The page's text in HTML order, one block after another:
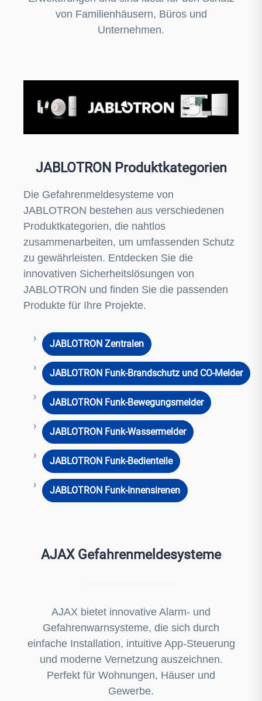
von Familienhäusern, Büros und
Unternehmen.
JABLOTRON Produktkategorien
Die Gefahrenmeldesysteme von
JABLOTRON bestehen aus verschiedenen
Produktkategorien, die nahtlos
zusammenarbeiten, um umfassenden Schutz
zu gewährleisten. Entdecken Sie die
innovativen Sicherheitslösungen von
JABLOTRON und finden Sie die passenden
Produkte für Ihre Projekte.
JABLOTRON Zentralen
JABLOTRON Funk-Brandschutz und CO-Melder
JABLOTRON Funk-Bewegungsmelder
JABLOTRON Funk-Wassermelder
JABLOTRON Funk-Bedienteile
JABLOTRON Funk-Innensirenen
AJAX Gefahrenmeldesysteme
AJAX bietet innovative Alarm- und
Gefahrenwarnsysteme, die sich durch
einfache Installation, intuitive App-Steuerung
und moderne Vernetzung auszeichnen.
Perfekt für Wohnungen, Häuser und
Gewerbe.